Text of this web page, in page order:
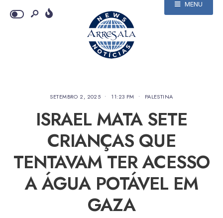
MENU
SETEMBRO 2, 2025 • 11:23 PM • PALESTINA
ISRAEL MATA SETE
CRIANÇAS QUE
TENTAVAM TER ACESSO
A ÁGUA POTÁVEL EM
GAZA